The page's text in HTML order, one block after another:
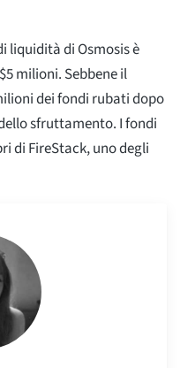
liquidità di Osmosis è
milioni. Sebbene il
dei fondi rubati dopo
sfruttamento. I fondi
di FireStack, uno degli